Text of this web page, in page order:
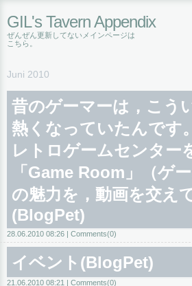
GIL's Tavern Appendix
ぜんぜん更新してないメインページは
こちら
Juni 2010
昔のゲーマーは，こう
熱くなっていたんです
レトロゲームセンター
「Game Room」（ゲ
の魅力を，動画を交え
(BlogPet)
28.06.2010 08:26 Comments(0)
イベント(BlogPet)
21.06.2010 08:21 Comments(0)